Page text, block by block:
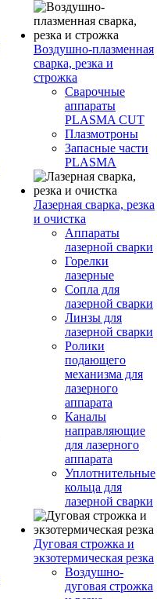
Воздушно-плазменная
сварка, резка и
строжка
Сварочные
аппараты
PLASMA CUT
Плазмотроны
Запасные части
PLASMA
Лазерная сварка, резка
и очистка
Аппараты
лазерной сварки
Горелки
лазерные
Сопла для
лазерной сварки
Линзы для
лазерной сварки
Ролики
подающего
механизма для
лазерного
аппарата
Каналы
направляющие
для лазерного
аппарата
Уплотнительные
кольца для
лазерной сварки
Дуговая строжка и
экзотермическая резка
Воздушно-
дуговая строжка